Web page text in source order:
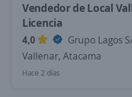
Vendedor de Local
Licencia
4,0
Grupo Lagos
Vallenar, Atacama
Hace 2 días